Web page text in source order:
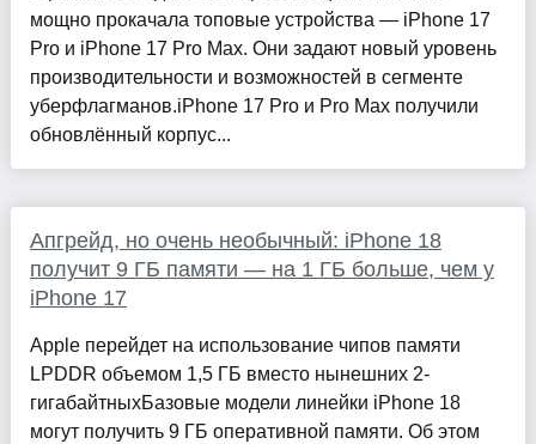
мощно прокачала топовые устройства — iPhone 17
Pro и iPhone 17 Pro Max. Они задают новый уровень
производительности и возможностей в сегменте
уберфлагманов.iPhone 17 Pro и Pro Max получили
обновлённый корпус...
Апгрейд, но очень необычный: iPhone 18
получит 9 ГБ памяти — на 1 ГБ больше, чем у
iPhone 17
Apple перейдет на использование чипов памяти
LPDDR объемом 1,5 ГБ вместо нынешних 2-
гигабайтныхБазовые модели линейки iPhone 18
могут получить 9 ГБ оперативной памяти. Об этом